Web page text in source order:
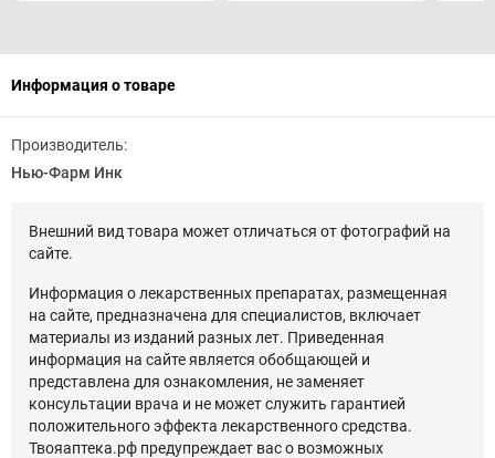
Информация о товаре
Производитель:
Нью-Фарм Инк
Внешний вид товара может отличаться от фотографий на
сайте.
Информация о лекарственных препаратах, размещенная
на сайте, предназначена для специалистов, включает
материалы из изданий разных лет. Приведенная
информация на сайте является обобщающей и
представлена для ознакомления, не заменяет
консультации врача и не может служить гарантией
положительного эффекта лекарственного средства.
Твояаптека.рф предупреждает вас о возможных